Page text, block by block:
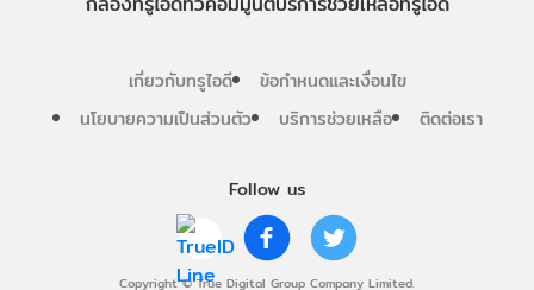
Follow us
Copyright © True Digital Group Company Limited.
เกี่ยวกับทรูไอดี
ข้อกำหนดและเงื่อนไข
นโยบายความเป็นส่วนตัว
บริการช่วยเหลือ ติดต่อเรา